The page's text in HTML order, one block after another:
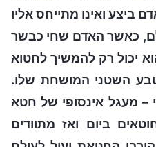
ביצע ואינו מתייחס אליו
כאשר האדם שחי כבשר
יכול רק להמשיך לחטוא
השטני המושחת שלו.
מעגל אינסופי של חטא
ביום ואז מתוודים